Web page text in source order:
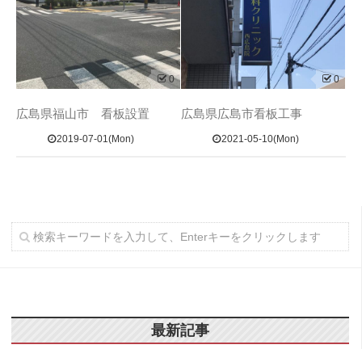
0
広島県福山市 看板設置
2019-07-01(Mon)
0
広島県広島市看板工事
2021-05-10(Mon)
最新記事